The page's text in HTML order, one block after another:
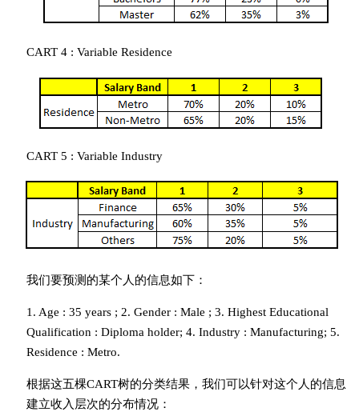
CART 4 : Variable Residence
CART 5 : Variable Industry
我们要预测的某个人的信息如下：
1. Age : 35 years ; 2. Gender : Male ; 3. Highest Educational
Qualification : Diploma holder; 4. Industry : Manufacturing; 5.
Residence : Metro.
根据这五棵CART树的分类结果，我们可以针对这个人的信息
建立收入层次的分布情况：